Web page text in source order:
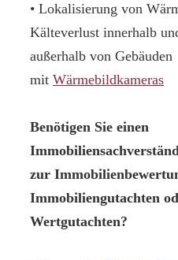
• Lokalisierung von
Kälteverlust innerhalb
außerhalb von Gebäuden
mit Wärmebildkameras
Benötigen Sie einen
zur
Immobiliengutachten
Wertgutachten?